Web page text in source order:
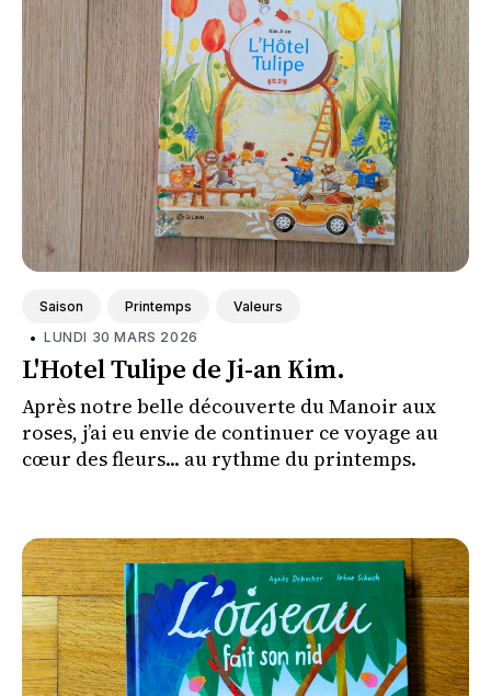
Saison Printemps Valeurs
• LUNDI 30 MARS 2026
L'Hotel Tulipe de Ji-an Kim.
Après notre belle découverte du Manoir aux
roses, j’ai eu envie de continuer ce voyage au
cœur des fleurs... au rythme du printemps.